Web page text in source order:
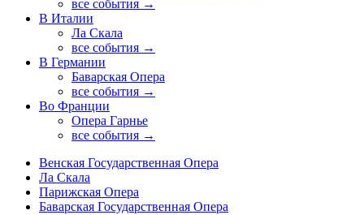
все события →
В Италии
Ла Скала
все события →
В Германии
Баварская Опера
все события →
Во Франции
Опера Гарнье
все события →
Венская Государственная Опера
Ла Скала
Парижская Опера
Баварская Государственная Опера